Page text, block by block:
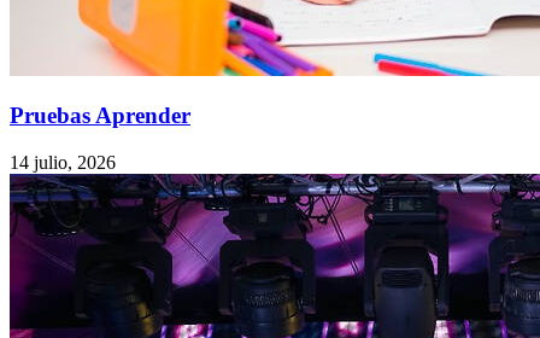
Pruebas Aprender
14 julio, 2026